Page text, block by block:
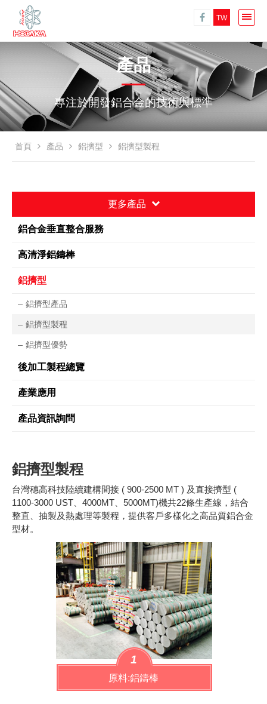
TW
產品
專注於開發鋁合金的技術與標準
首頁 產品 鋁擠型 鋁擠型製程
更多產品
鋁合金垂直整合服務
高清淨鋁鑄棒
鋁擠型
鋁擠型產品
鋁擠型製程
鋁擠型優勢
後加工製程總覽
產業應用
產品資訊詢問
鋁擠型製程
台灣穗高科技陸續建構間接 ( 900-2500 MT ) 及直接擠型 (
1100-3000 UST、4000MT 、5000MT)機共22條生產線，結合
整直、抽製及熱處理等製程，提供客戶多樣化之高品質鋁合金
型材。
1
原料:鋁鑄棒